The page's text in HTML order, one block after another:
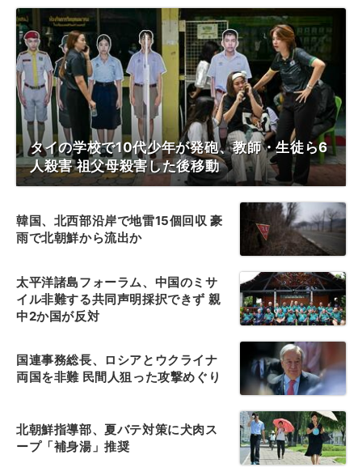
タイの学校で10代少年が発砲、教師・生徒ら6
人殺害 祖父母殺害した後移動
韓国、北西部沿岸で地雷15個回収 豪
雨で北朝鮮から流出か
太平洋諸島フォーラム、中国のミサ
イル非難する共同声明採択できず 親
中2か国が反対
国連事務総長、ロシアとウクライナ
両国を非難 民間人狙った攻撃めぐり
北朝鮮指導部、夏バテ対策に犬肉ス
ープ「補身湯」推奨